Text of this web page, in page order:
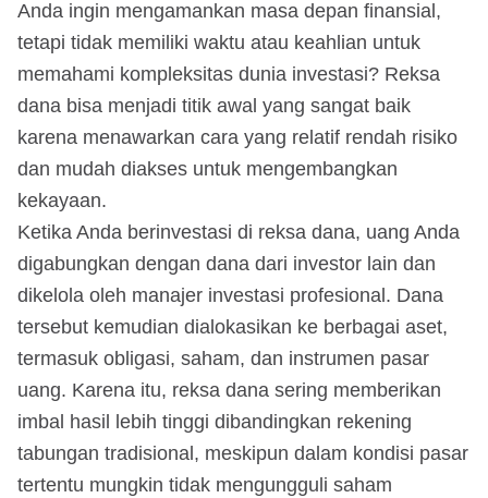
Anda ingin mengamankan masa depan finansial,
tetapi tidak memiliki waktu atau keahlian untuk
memahami kompleksitas dunia investasi? Reksa
dana bisa menjadi titik awal yang sangat baik
karena menawarkan cara yang relatif rendah risiko
dan mudah diakses untuk mengembangkan
kekayaan.
Ketika Anda berinvestasi di reksa dana, uang Anda
digabungkan dengan dana dari investor lain dan
dikelola oleh manajer investasi profesional. Dana
tersebut kemudian dialokasikan ke berbagai aset,
termasuk obligasi, saham, dan instrumen pasar
uang. Karena itu, reksa dana sering memberikan
imbal hasil lebih tinggi dibandingkan rekening
tabungan tradisional, meskipun dalam kondisi pasar
tertentu mungkin tidak mengungguli saham